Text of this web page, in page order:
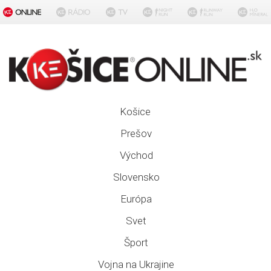
Košice
Prešov
Východ
Slovensko
Európa
Svet
Šport
Vojna na Ukrajine